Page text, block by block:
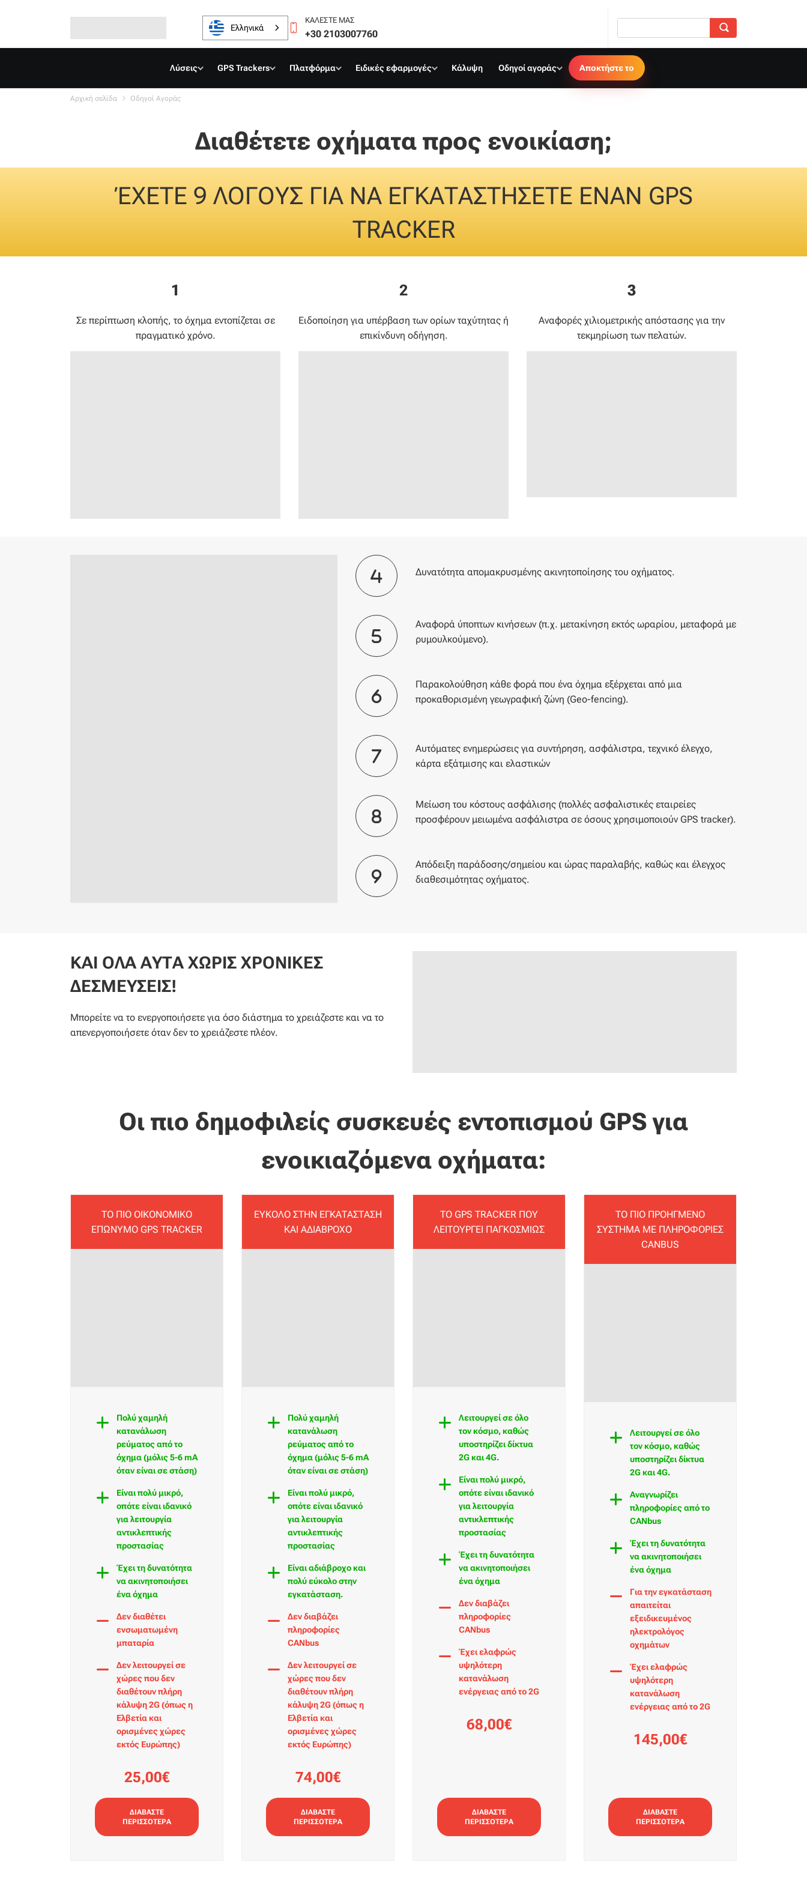
Ελληνικά
ΚΑΛΈΣΤΕ ΜΑΣ
+30 2103007760
Λύσεις GPS Trackers Πλατφόρμα Ειδικές εφαρμογές Κάλυψη Οδηγοί αγοράς Αποκτήστε το
Αρχική σελίδα Οδηγοί Αγοράς
Διαθέτετε οχήματα προς ενοικίαση;
ΈΧΕΤΕ 9 ΛΟΓΟΥΣ ΓΙΑ ΝΑ ΕΓΚΑΤΑΣΤΗΣΕΤΕ ΕΝΑΝ GPS
TRACKER
1
Σε περίπτωση κλοπής, το όχημα εντοπίζεται σε
πραγματικό χρόνο.
2
Ειδοποίηση για υπέρβαση των ορίων ταχύτητας ή
επικίνδυνη οδήγηση.
3
Αναφορές χιλιομετρικής απόστασης για την
τεκμηρίωση των πελατών.
Δυνατότητα απομακρυσμένης ακινητοποίησης του οχήματος.
Αναφορά ύποπτων κινήσεων (π.χ. μετακίνηση εκτός ωραρίου, μεταφορά με
ρυμουλκούμενο).
Παρακολούθηση κάθε φορά που ένα όχημα εξέρχεται από μια
προκαθορισμένη γεωγραφική ζώνη (Geo-fencing).
Αυτόματες ενημερώσεις για συντήρηση, ασφάλιστρα, τεχνικό έλεγχο,
κάρτα εξάτμισης και ελαστικών
Μείωση του κόστους ασφάλισης (πολλές ασφαλιστικές εταιρείες
προσφέρουν μειωμένα ασφάλιστρα σε όσους χρησιμοποιούν GPS tracker).
Απόδειξη παράδοσης/σημείου και ώρας παραλαβής, καθώς και έλεγχος
διαθεσιμότητας οχήματος.
ΚΑΙ ΟΛΑ ΑΥΤΑ ΧΩΡΙΣ ΧΡΟΝΙΚΕΣ
ΔΕΣΜΕΥΣΕΙΣ!
Μπορείτε να το ενεργοποιήσετε για όσο διάστημα το χρειάζεστε και να το
απενεργοποιήσετε όταν δεν το χρειάζεστε πλέον.
Οι πιο δημοφιλείς συσκευές εντοπισμού GPS για
ενοικιαζόμενα οχήματα:
ΤΟ ΠΙΟ ΟΙΚΟΝΟΜΙΚΟ
ΕΠΩΝΥΜΟ GPS TRACKER
Πολύ χαμηλή
κατανάλωση
ρεύματος από το
όχημα (μόλις 5-6 mA
όταν είναι σε στάση)
Είναι πολύ μικρό,
οπότε είναι ιδανικό
για λειτουργία
αντικλεπτικής
προστασίας
Έχει τη δυνατότητα
να ακινητοποιήσει
ένα όχημα
Δεν διαθέτει
ενσωματωμένη
μπαταρία
Δεν λειτουργεί σε
χώρες που δεν
διαθέτουν πλήρη
κάλυψη 2G (όπως η
Ελβετία και
ορισμένες χώρες
εκτός Ευρώπης)
25,00€
ΔΙΑΒΑΣΤΕ
ΠΕΡΙΣΣΟΤΕΡΑ
ΕΥΚΟΛΟ ΣΤΗΝ ΕΓΚΑΤΑΣΤΑΣΗ
ΚΑΙ ΑΔΙΑΒΡΟΧΟ
Πολύ χαμηλή
κατανάλωση
ρεύματος από το
όχημα (μόλις 5-6 mA
όταν είναι σε στάση)
Είναι πολύ μικρό,
οπότε είναι ιδανικό
για λειτουργία
αντικλεπτικής
προστασίας
Είναι αδιάβροχο και
πολύ εύκολο στην
εγκατάσταση.
Δεν διαβάζει
πληροφορίες
CANbus
Δεν λειτουργεί σε
χώρες που δεν
διαθέτουν πλήρη
κάλυψη 2G (όπως η
Ελβετία και
ορισμένες χώρες
εκτός Ευρώπης)
74,00€
ΔΙΑΒΑΣΤΕ
ΠΕΡΙΣΣΟΤΕΡΑ
ΤΟ GPS TRACKER ΠΟΥ
ΛΕΙΤΟΥΡΓΕΙ ΠΑΓΚΟΣΜΙΩΣ
Λειτουργεί σε όλο
τον κόσμο, καθώς
υποστηρίζει δίκτυα
2G και 4G.
Είναι πολύ μικρό,
οπότε είναι ιδανικό
για λειτουργία
αντικλεπτικής
προστασίας
Έχει τη δυνατότητα
να ακινητοποιήσει
ένα όχημα
Δεν διαβάζει
πληροφορίες
CANbus
Έχει ελαφρώς
υψηλότερη
κατανάλωση
ενέργειας από το 2G
68,00€
ΔΙΑΒΑΣΤΕ
ΠΕΡΙΣΣΟΤΕΡΑ
ΤΟ ΠΙΟ ΠΡΟΗΓΜΕΝΟ
ΣΥΣΤΗΜΑ ΜΕ ΠΛΗΡΟΦΟΡΙΕΣ
CANBUS
Λειτουργεί σε όλο
τον κόσμο, καθώς
υποστηρίζει δίκτυα
2G και 4G.
Αναγνωρίζει
πληροφορίες από το
CANbus
Έχει τη δυνατότητα
να ακινητοποιήσει
ένα όχημα
Για την εγκατάσταση
απαιτείται
εξειδικευμένος
ηλεκτρολόγος
οχημάτων
Έχει ελαφρώς
υψηλότερη
κατανάλωση
ενέργειας από το 2G
145,00€
ΔΙΑΒΑΣΤΕ
ΠΕΡΙΣΣΟΤΕΡΑ